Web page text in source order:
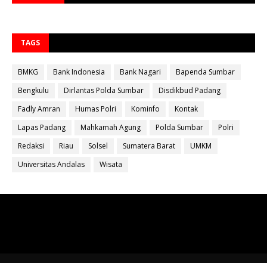
TAGS
BMKG Bank Indonesia Bank Nagari
Bapenda Sumbar
Bengkulu
Dirlantas Polda Sumbar
Disdikbud Padang
Fadly Amran
Humas Polri Kominfo
Kontak
Lapas Padang
Mahkamah Agung Polda Sumbar
Polri
Redaksi
Riau Solsel Sumatera Barat
UMKM
Universitas Andalas
Wisata